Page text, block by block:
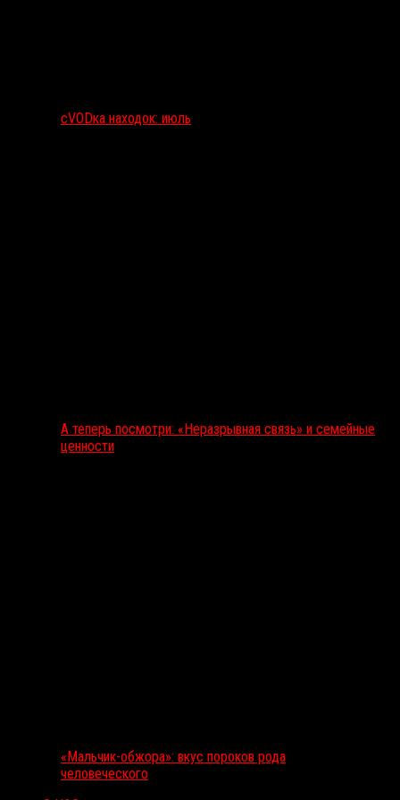
сVODка находок: июль
А теперь посмотри: «Неразрывная связь» и семейные
ценности
«Мальчик-обжора»: вкус пороков рода
человеческого